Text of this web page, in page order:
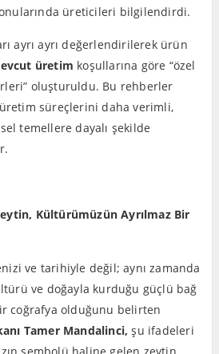
üreticileri bilgilendirdi.
ayrı ayrı değerlendirilerek ürün
üretim koşullarına göre “özel
oluşturuldu. Bu rehberler
süreçlerini daha verimli,
temellere dayalı şekilde
Kültürümüzün Ayrılmaz Bir
ve tarihiyle değil; aynı zamanda
ve doğayla kurduğu güçlü bağ
coğrafya olduğunu belirten
Tamer Mandalinci, şu ifadeleri